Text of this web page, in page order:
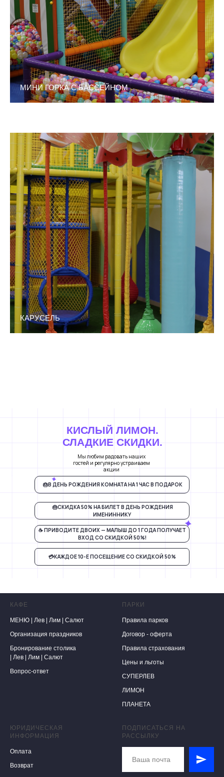
МИНИ ГОРКА С БАССЕЙНОМ
КАРУСЕЛЬ
КИСЛЫЙ ЛИМОН.
СЛАДКИЕ СКИДКИ.
Мы любим радовать наших
гостей и регулярно устраиваем
акции
💳КАЖДОЕ 10-Е ПОСЕЩЕНИЕ СО СКИДКОЙ 50%
☕ ПРИВОДИТЕ ДВОИХ — МАЛЫШ ДО 1 ГОДА ПОЛУЧАЕТ
ВХОД СО СКИДКОЙ 50%!
🎂СКИДКА 50% НА БИЛЕТ В ДЕНЬ РОЖДЕНИЯ
ИМЕНИННИКУ
🎂В ДЕНЬ РОЖДЕНИЯ КОМНАТА НА 1 ЧАС В ПОДАРОК
КАФЕ
МЕНЮ | Лев Лим
Салют
Организация праздников
Бронирование столика
Лев Лим
Салют
Вопрос-ответ
ПАРКИ
Правила парков
Договор - оферта
Правила страхования
Цены и льготы
СУПЕРЛЕВ
ЛИМОН
ПЛАНЕТА
ЮРИДИЧЕСКАЯ
ИНФОРМАЦИЯ
Оплата
Возврат
ПОДПИСАТЬСЯ НА
РАССЫЛКУ